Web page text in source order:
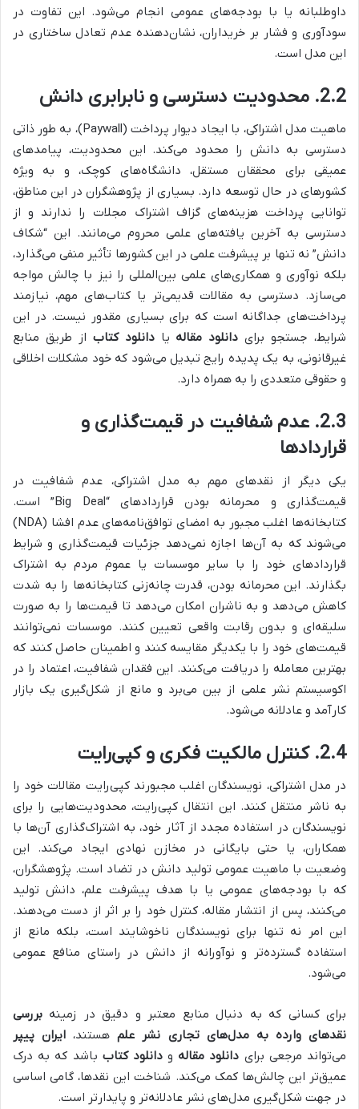
داوطلبانه یا با بودجه‌های عمومی انجام می‌شود. این تفاوت در
سودآوری و فشار بر خریداران، نشان‌دهنده عدم تعادل ساختاری در
این مدل است.
2.2. محدودیت دسترسی و نابرابری دانش
ماهیت مدل اشتراکی، با ایجاد دیوار پرداخت (Paywall)، به طور ذاتی
دسترسی به دانش را محدود می‌کند. این محدودیت، پیامدهای
عمیقی برای محققان مستقل، دانشگاه‌های کوچک، و به ویژه
کشورهای در حال توسعه دارد. بسیاری از پژوهشگران در این مناطق،
توانایی پرداخت هزینه‌های گزاف اشتراک مجلات را ندارند و از
دسترسی به آخرین یافته‌های علمی محروم می‌مانند. این “شکاف
دانش” نه تنها بر پیشرفت علمی در این کشورها تأثیر منفی می‌گذارد،
بلکه نوآوری و همکاری‌های علمی بین‌المللی را نیز با چالش مواجه
می‌سازد. دسترسی به مقالات قدیمی‌تر یا کتاب‌های مهم، نیازمند
پرداخت‌های جداگانه است که برای بسیاری مقدور نیست. در این
شرایط، جستجو برای دانلود مقاله یادانلود کتاب از طریق منابع
غیرقانونی، به یک پدیده رایج تبدیل می‌شود که خود مشکلات اخلاقی
و حقوقی متعددی را به همراه دارد.
2.3. عدم شفافیت در قیمت‌گذاری و
قراردادها
یکی دیگر از نقدهای مهم به مدل اشتراکی، عدم شفافیت در
قیمت‌گذاری و محرمانه بودن قراردادهای “Big Deal” است.
کتابخانه‌ها اغلب مجبور به امضای توافق‌نامه‌های عدم افشا (NDA)
می‌شوند که به آن‌ها اجازه نمی‌دهد جزئیات قیمت‌گذاری و شرایط
قراردادهای خود را با سایر موسسات یا عموم مردم به اشتراک
بگذارند. این محرمانه بودن، قدرت چانه‌زنی کتابخانه‌ها را به شدت
کاهش می‌دهد و به ناشران امکان می‌دهد تا قیمت‌ها را به صورت
سلیقه‌ای و بدون رقابت واقعی تعیین کنند. موسسات نمی‌توانند
قیمت‌های خود را با یکدیگر مقایسه کنند و اطمینان حاصل کنند که
بهترین معامله را دریافت می‌کنند. این فقدان شفافیت، اعتماد را در
اکوسیستم نشر علمی از بین می‌برد و مانع از شکل‌گیری یک بازار
کارآمد و عادلانه می‌شود.
2.4. کنترل مالکیت فکری و کپی‌رایت
در مدل اشتراکی، نویسندگان اغلب مجبورند کپی‌رایت مقالات خود را
به ناشر منتقل کنند. این انتقال کپی‌رایت، محدودیت‌هایی را برای
نویسندگان در استفاده مجدد از آثار خود، به اشتراک‌گذاری آن‌ها با
همکاران، یا حتی بایگانی در مخازن نهادی ایجاد می‌کند. این
وضعیت با ماهیت عمومی تولید دانش در تضاد است. پژوهشگران،
که با بودجه‌های عمومی یا با هدف پیشرفت علم، دانش تولید
می‌کنند، پس از انتشار مقاله، کنترل خود را بر اثر از دست می‌دهند.
این امر نه تنها برای نویسندگان ناخوشایند است، بلکه مانع از
استفاده گسترده‌تر و نوآورانه از دانش در راستای منافع عمومی
می‌شود.
برای کسانی که به دنبال منابع معتبر و دقیق در زمینه بررسی
نقدهای وارده به مدل‌های تجاری نشر علمهستند، ایران پیپر
می‌تواند مرجعی برای دانلود مقاله ودانلود کتاب باشد که به درک
عمیق‌تر این چالش‌ها کمک می‌کند. شناخت این نقدها، گامی اساسی
در جهت شکل‌گیری مدل‌های نشر عادلانه‌تر و پایدارتر است.